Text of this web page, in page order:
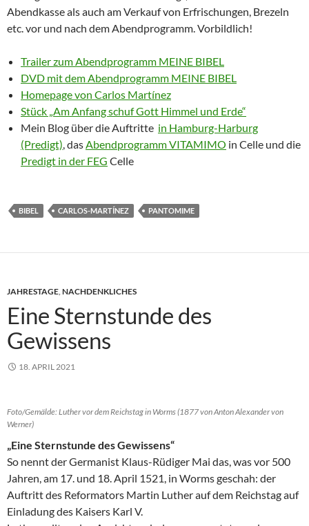
Abendkasse als auch am Verkauf von Erfrischungen, Brezeln
etc. vor und nach dem Abendprogramm. Vorbildlich!
Trailer zum Abendprogramm MEINE BIBEL
DVD mit dem Abendprogramm MEINE BIBEL
Homepage von Carlos Martínez
Stück „Am Anfang schuf Gott Himmel und Erde“
Mein Blog über die Auftritte in Hamburg-Harburg
(Predigt), dasAbendprogramm VITAMIMO in Celle und die
Predigt in der FEG Celle
BIBEL CARLOS-MARTÍNEZ PANTOMIME
JAHRESTAGE, NACHDENKLICHES
Eine Sternstunde des
Gewissens
18. APRIL 2021
Foto/Gemälde: Luther vor dem Reichstag in Worms (1877 von Anton Alexander von
Werner)
„Eine Sternstunde des Gewissens“
So nennt der Germanist Klaus-Rüdiger Mai das, was vor 500
Jahren, am 17. und 18. April 1521, in Worms geschah: der
Auftritt des Reformators Martin Luther auf dem Reichstag auf
Einladung des Kaisers Karl V.